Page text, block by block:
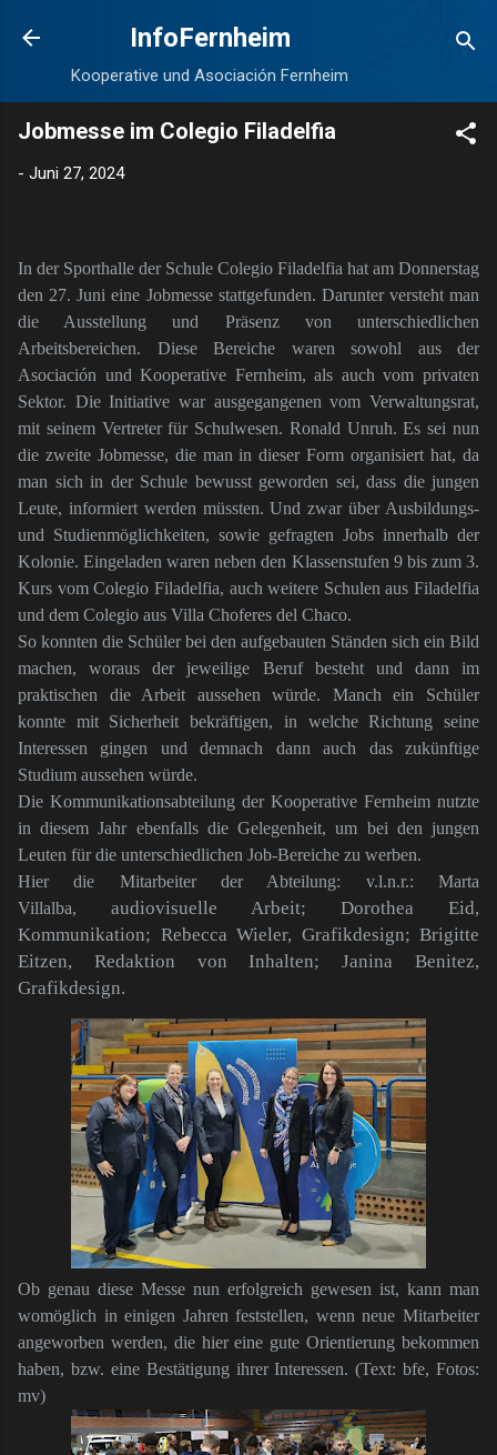
Direkt zum Hauptbereich
InfoFernheim
Kooperative und Asociación Fernheim
Jobmesse im Colegio Filadelfia
- Juni 27, 2024
In der Sporthalle der Schule Colegio Filadelfia hat am Donnerstag
den 27. Juni eine Jobmesse stattgefunden. Darunter versteht man
die Ausstellung und Präsenz von unterschiedlichen
Arbeitsbereichen. Diese Bereiche waren sowohl aus der
Asociación und Kooperative Fernheim, als auch vom privaten
Sektor. Die Initiative war ausgegangenen vom Verwaltungsrat,
mit seinem Vertreter für Schulwesen. Ronald Unruh. Es sei nun
die zweite Jobmesse, die man in dieser Form organisiert hat, da
man sich in der Schule bewusst geworden sei, dass die jungen
Leute, informiert werden müssten. Und zwar über Ausbildungs-
und Studienmöglichkeiten, sowie gefragten Jobs innerhalb der
Kolonie. Eingeladen waren neben den Klassenstufen 9 bis zum 3.
Kurs vom Colegio Filadelfia, auch weitere Schulen aus Filadelfia
und dem Colegio aus Villa Choferes del Chaco.
So konnten die Schüler bei den aufgebauten Ständen sich ein Bild
machen, woraus der jeweilige Beruf besteht und dann im
praktischen die Arbeit aussehen würde. Manch ein Schüler
konnte mit Sicherheit bekräftigen, in welche Richtung seine
Interessen gingen und demnach dann auch das zukünftige
Studium aussehen würde.
Die Kommunikationsabteilung der Kooperative Fernheim nutzte
in diesem Jahr ebenfalls die Gelegenheit, um bei den jungen
Leuten für die unterschiedlichen Job-Bereiche zu werben.
Hier die Mitarbeiter der Abteilung: v.l.n.r.: Marta
Villalba,
audiovisuelle Arbeit; Dorothea Eid,
Kommunikation; Rebecca Wieler, Grafikdesign; Brigitte
Eitzen, Redaktion von Inhalten; Janina Benitez,
Grafikdesign.
Ob genau diese Messe nun erfolgreich gewesen ist, kann man
womöglich in einigen Jahren feststellen, wenn neue Mitarbeiter
angeworben werden, die hier eine gute Orientierung bekommen
haben, bzw. eine Bestätigung ihrer Interessen. (Text: bfe, Fotos:
mv)